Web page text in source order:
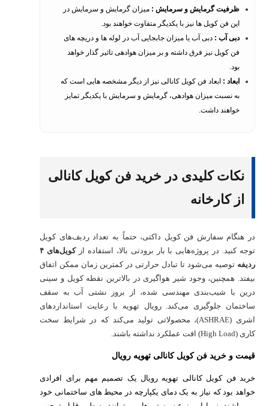
ظرفیت گرمایش و سرمایش : میزان گرمایش و سرمایش در
این فن کویل ها نیز با یکدیگر متفاوت خواهند بود.
دبی آب : دبی آب یا میزان جابجایی آب در لوله ها و دریچه های
فن کویل نیز فرق داشته و بر میزان هوادهی تاثیر گذار خواهد
بود.
ابعاد : ابعاد فن کویل کانالی نیز از دیگر مشخصه هایی است که
به نسبت میزان هوادهی، گرمایش و سرمایش با یکدیگر تمایز
خواهند داشت.
نکات کلیدی در خرید فن کویل کانالی
از کارخانه
در هنگام سفارش فن کویل داکتی، حتماً به تعداد ردیف‌های کویل
توجه کنید. در پروژه‌هایی با بار برودتی بالا، استفاده از
کویل‌های ۴
ردیفه توصیه می‌شود تا تبادل حرارتی در کمترین زمان ممکن اتفاق
بیفتد. همچنین، وجود شیر هواگیری در بالاترین نقطه کویل و سینی
درین با شیب‌بندی مهندسی شده، از بروز نشتی آب به سقف
ساختمان جلوگیری می‌کند. رویال تهویه با رعایت استانداردهای
اشری (ASHRAE)، محصولاتی تولید می‌کند که در شرایط سخت
کاری (High Load) افت عملکرد نداشته باشند.
قیمت و خرید فن کویل کانالی تهویه رویال
خرید فن کویل کانالی تهویه رویال یک تصمیم مهم برای افرادی
خواهد بود که نیاز به یک دمای یکپارچه در محیط های ساختمانی خود